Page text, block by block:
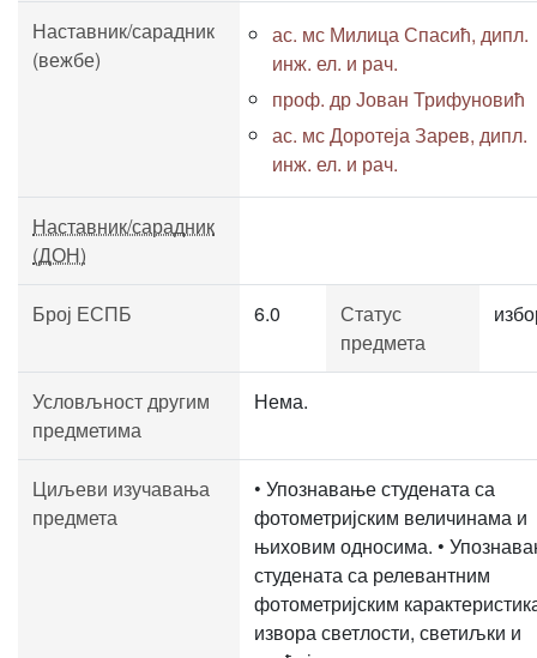
Наставник/сарадник
(вежбе)
ас. мс Милица Спасић, дипл.
инж. ел. и рач.
проф. др Јован Трифуновић
ас. мс Доротеја Зарев, дипл.
инж. ел. и рач.
Наставник/сарадник
(ДОН)
Број ЕСПБ 6.0
Статус
предмета
Условљност другим
предметима
Нема.
Циљеви изучавања
предмета
• Упознавање студената са
фотометријским величинама и
њиховим односима. •
студената са релевантним
фотометријским
извора светлости, светиљки и